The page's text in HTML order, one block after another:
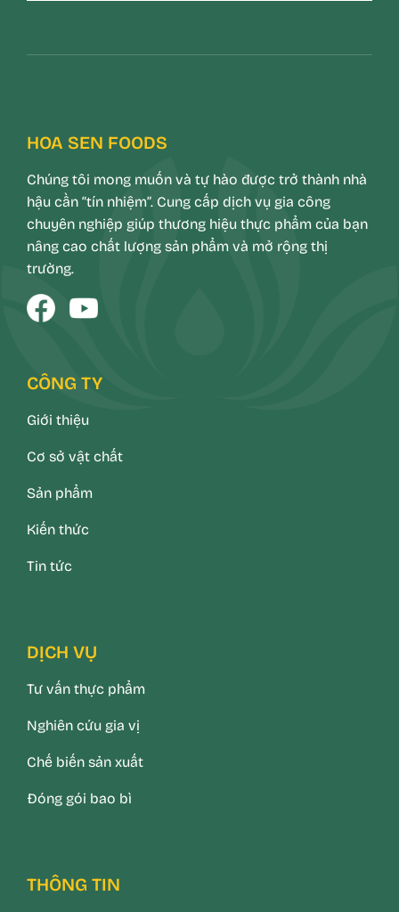
HOA SEN FOODS
Chúng tôi mong muốn và tự hào được trở thành nhà
hậu cần “tín nhiệm”. Cung cấp dịch vụ gia công
chuyên nghiệp giúp thương hiệu thực phẩm của bạn
nâng cao chất lượng sản phẩm và mở rộng thị
trường.
CÔNG TY
Giới thiệu
Cơ sở vật chất
Sản phẩm
Kiến thức
Tin tức
DỊCH VỤ
Tư vấn thực phẩm
Nghiên cứu gia vị
Chế biến sản xuất
Đóng gói bao bì
THÔNG TIN